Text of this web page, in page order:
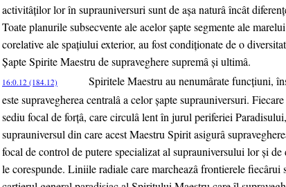
activitâţilor lor în suprauniversuri sunt de aşa naturâ încât
Toate planurile subsecvente ale acelor şapte segmente ale
corelative ale spaţiului exterior, au fost condiţionate de o
Şapte Spirite Maestru de supraveghere supremâ şi ultimâ.
16:0.12 (184.12)
Spiritele Maestru au nenumârate funcţiuni,
este supravegherea centralâ a celor şapte suprauniversuri.
sediu focal de forţâ, care circulâ lent în jurul periferiei
suprauniversul din care acest Maestru Spirit asigurâ
focal de control de putere specializat al suprauniversului lor şi
le corespunde. Liniile radiale care marcheazâ frontierele fiecârui